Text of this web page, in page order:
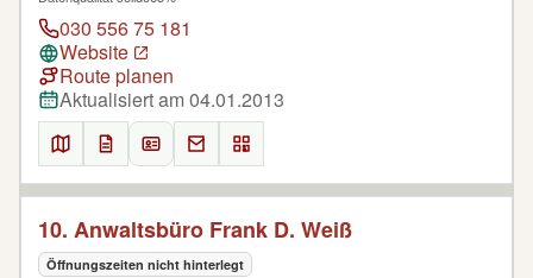
030 556 75 181
Website
Route planen
Aktualisiert am 04.01.2013
10. Anwaltsbüro Frank D. Weiß
Öffnungszeiten nicht hinterlegt